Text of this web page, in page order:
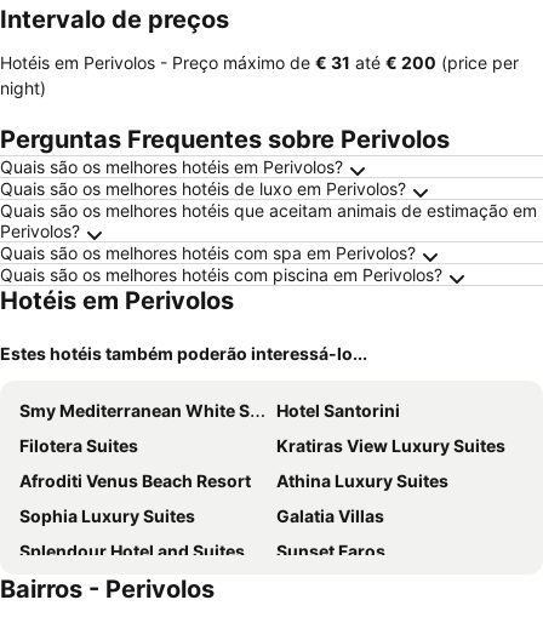
Intervalo de preços
Hotéis em Perivolos - Preço máximo de ‎€ 31 até ‎€ 200 (price per
night)
Perguntas Frequentes sobre Perivolos
Quais são os melhores hotéis em Perivolos?
Quais são os melhores hotéis de luxo em Perivolos?
Quais são os melhores hotéis que aceitam animais de estimação em
Perivolos?
Quais são os melhores hotéis com spa em Perivolos?
Quais são os melhores hotéis com piscina em Perivolos?
Hotéis em Perivolos
Estes hotéis também poderão interessá-lo...
Smy Mediterranean White Santorini
Hotel Santorini
Filotera Suites
Kratiras View Luxury Suites
Afroditi Venus Beach Resort
Athina Luxury Suites
Sophia Luxury Suites
Galatia Villas
Splendour Hotel and Suites
Sunset Faros
Rocabella Santorini Hotel & SPA
Bairros - Perivolos